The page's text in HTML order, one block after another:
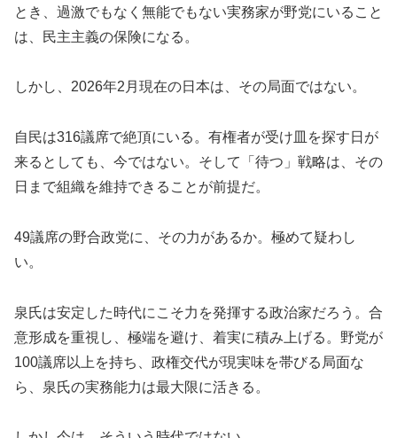
とき、過激でもなく無能でもない実務家が野党にいること
は、民主主義の保険になる。
しかし、2026年2月現在の日本は、その局面ではない。
自民は316議席で絶頂にいる。有権者が受け皿を探す日が
来るとしても、今ではない。そして「待つ」戦略は、その
日まで組織を維持できることが前提だ。
49議席の野合政党に、その力があるか。極めて疑わし
い。
泉氏は安定した時代にこそ力を発揮する政治家だろう。合
意形成を重視し、極端を避け、着実に積み上げる。野党が
100議席以上を持ち、政権交代が現実味を帯びる局面な
ら、泉氏の実務能力は最大限に活きる。